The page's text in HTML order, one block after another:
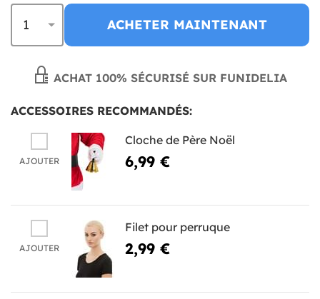
ACHETER MAINTENANT
ACHAT 100% SÉCURISÉ SUR FUNIDELIA
ACCESSOIRES RECOMMANDÉS:
AJOUTER
Cloche de Père Noël
6,99 €
AJOUTER
Filet pour perruque
2,99 €